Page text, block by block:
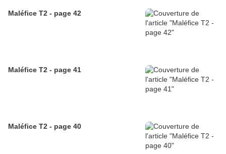
Maléfice T2 - page 42
Maléfice T2 - page 41
Maléfice T2 - page 40